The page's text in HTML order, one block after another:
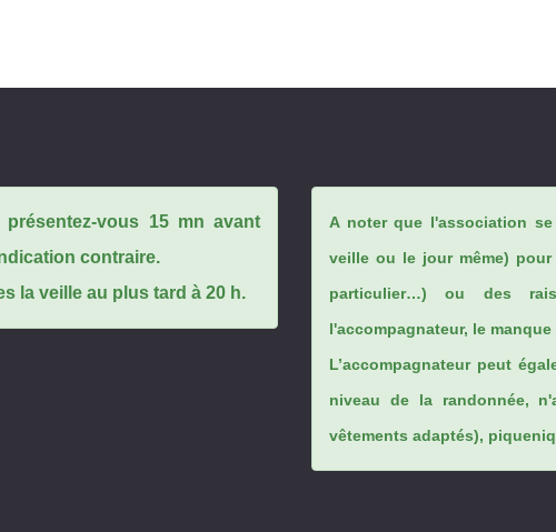
vous 15 mn avant
contraire.
la veille au plus tard à 20 h.
A noter que l'association
veille ou le jour même)
particulier…) ou des
l'accompagnateur, le
L’accompagnateur peut
niveau de la randonnée,
vêtements adaptés),